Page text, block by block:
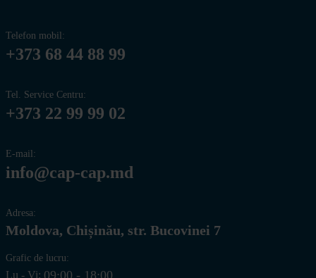
Telefon mobil:
+373 68 44 88 99
Tel. Service Centru:
+373 22 99 99 02
E-mail:
info@cap-cap.md
Adresa:
Moldova, Chișinău, str. Bucovinei 7
Grafic de lucru:
Lu - Vi: 09:00 - 18:00